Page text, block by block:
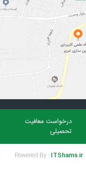
درخواست معافیت
تحصیلی
Powered By : ITShams.ir